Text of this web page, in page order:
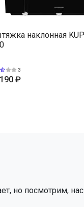
наклонная
3
₽
но посмотрим,